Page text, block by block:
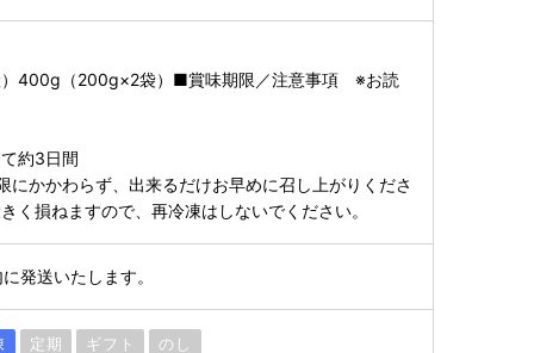
）400g（200g×2袋）■賞味期限／注意事項 ※お読
約3日間
にかかわらず、出来るだけお早めに召し上がりくださ
く損ねますので、再冷凍はしないでください。
発送いたします。
定期 ギフト のし